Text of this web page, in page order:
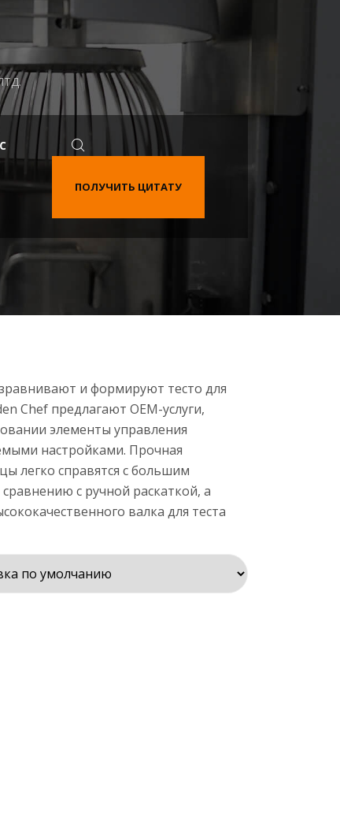
ПОЛУЧИТЬ ЦИТАТУ
и формируют тесто для
Chef предлагают OEM-услуги,
элементы управления
настройками. Прочная
легко справятся с большим
с ручной раскаткой, а
валка для теста